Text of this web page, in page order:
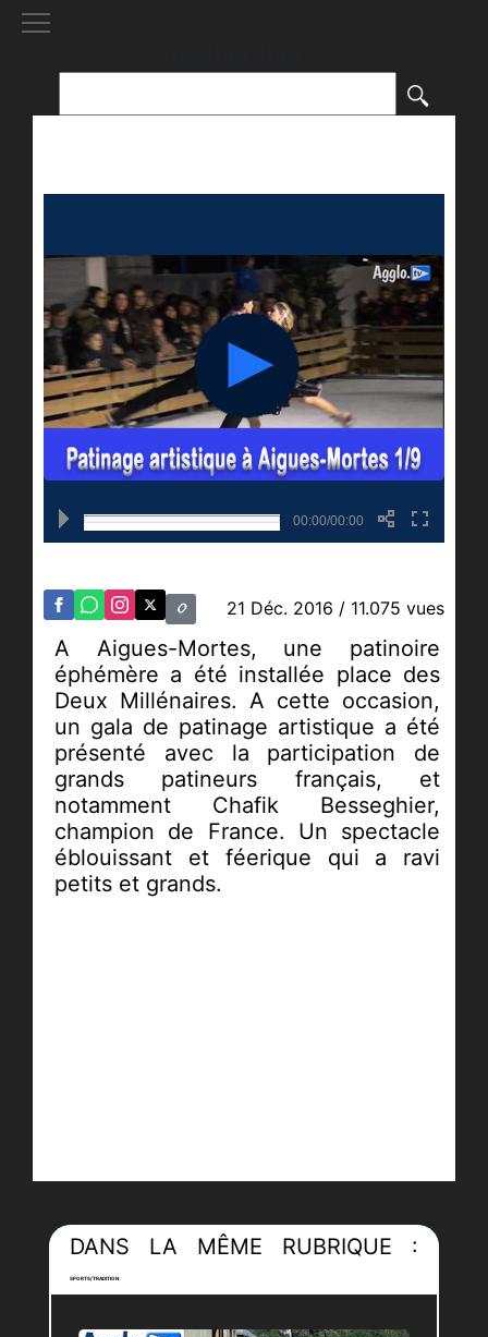
00:00/00:00
21 Déc. 2016 / 11.075 vues
A Aigues-Mortes, une patinoire
éphémère a été installée place des
Deux Millénaires. A cette occasion,
un gala de patinage artistique a été
présenté avec la participation de
grands patineurs français, et
notamment Chafik Besseghier,
champion de France. Un spectacle
éblouissant et féerique qui a ravi
petits et grands.
DANS LA MÊME RUBRIQUE :
SPORTS/TRADITION